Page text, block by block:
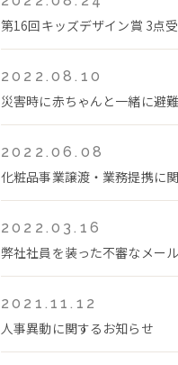
第16回キッズデザイン賞 3点
2022.08.10
災害時に赤ちゃんと一緒に避
2022.06.08
化粧品事業譲渡・業務提携に
2022.03.16
弊社社員を装った不審なメー
2021.11.12
人事異動に関するお知らせ